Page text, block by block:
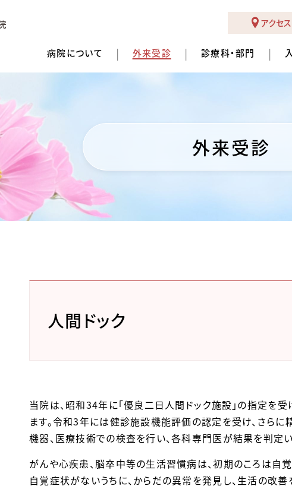
アクセス
病院について 外来受診 診療科・部門
外来受診
人間ドック
当院は、昭和34年に「優良二日人間ドック施設」の指定を
ます。令和3年には健診施設機能評価の認定を受け、さら
機器、医療技術での検査を行い、各科専門医が結果を判定い
がんや心疾患、脳卒中等の生活習慣病は、初期のころは自
自覚症状がないうちに、からだの異常を発見し、生活の改